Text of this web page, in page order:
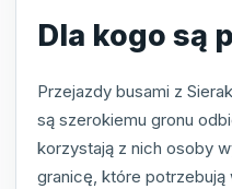
Dla kogo są
Przejazdy busami z
są szerokiemu gronu
korzystają z nich osoby
granicę, które